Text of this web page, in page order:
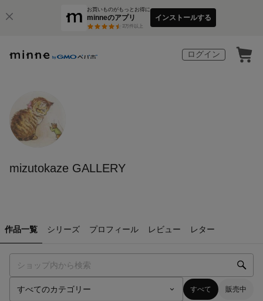
お買いものがもっとお得に
minneのアプリ
3万件以上
インストールする
ログイン
mizutokaze GALLERY
作品一覧 シリーズ プロフィール レビュー レター
すべて 販売中